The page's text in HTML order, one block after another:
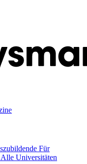
Für
Alle Universitäten